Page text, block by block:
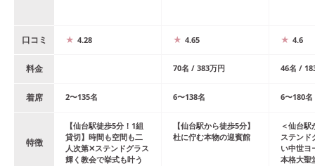
口コミ 4.28 4.65 4.6
料金 70名 / 383万円 46名 /
着席 2〜135名 6〜138名 6〜180名
特徴
【仙台駅徒歩5分！1組
貸切】時間も空間も二
人次第✕ステンドグラス
輝く教会で挙式も叶う
【仙台駅から徒歩5分】
杜に佇む本物の迎賓館
＜仙台駅
ステンド
い中世ヨ
本格大聖